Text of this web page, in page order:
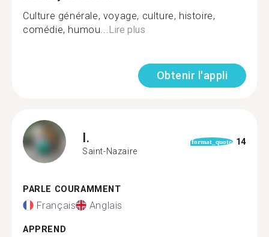
Culture générale, voyage, culture, histoire,
comédie, humou...Lire plus
Obtenir l'appli
I.
Saint-Nazaire
format_quote 14
PARLE COURAMMENT
Français Anglais
APPREND